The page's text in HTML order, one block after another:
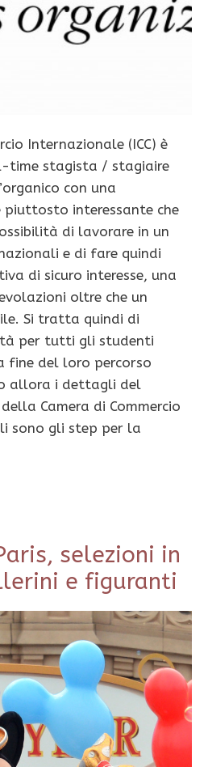
Internazionale (ICC) è
time stagista / stagiaire
con una
piuttosto interessante che
di lavorare in un
e di fare quindi
di sicuro interesse, una
oltre che un
Si tratta quindi di
per tutti gli studenti
fine del loro percorso
allora i dettagli del
Camera di Commercio
sono gli step per la
selezioni in
e figuranti